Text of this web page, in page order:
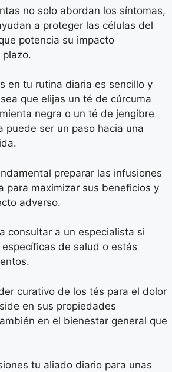
no solo abordan los síntomas,
a proteger las células del
potencia su impacto
en tu rutina diaria es sencillo y
que elijas un té de cúrcuma
negra o un té de jengibre
puede ser un paso hacia una
preparar las infusiones
para maximizar sus beneficios y
adverso.
consultar a un especialista si
de salud o estás
curativo de los tés para el dolor
en sus propiedades
en el bienestar general que
tu aliado diario para unas